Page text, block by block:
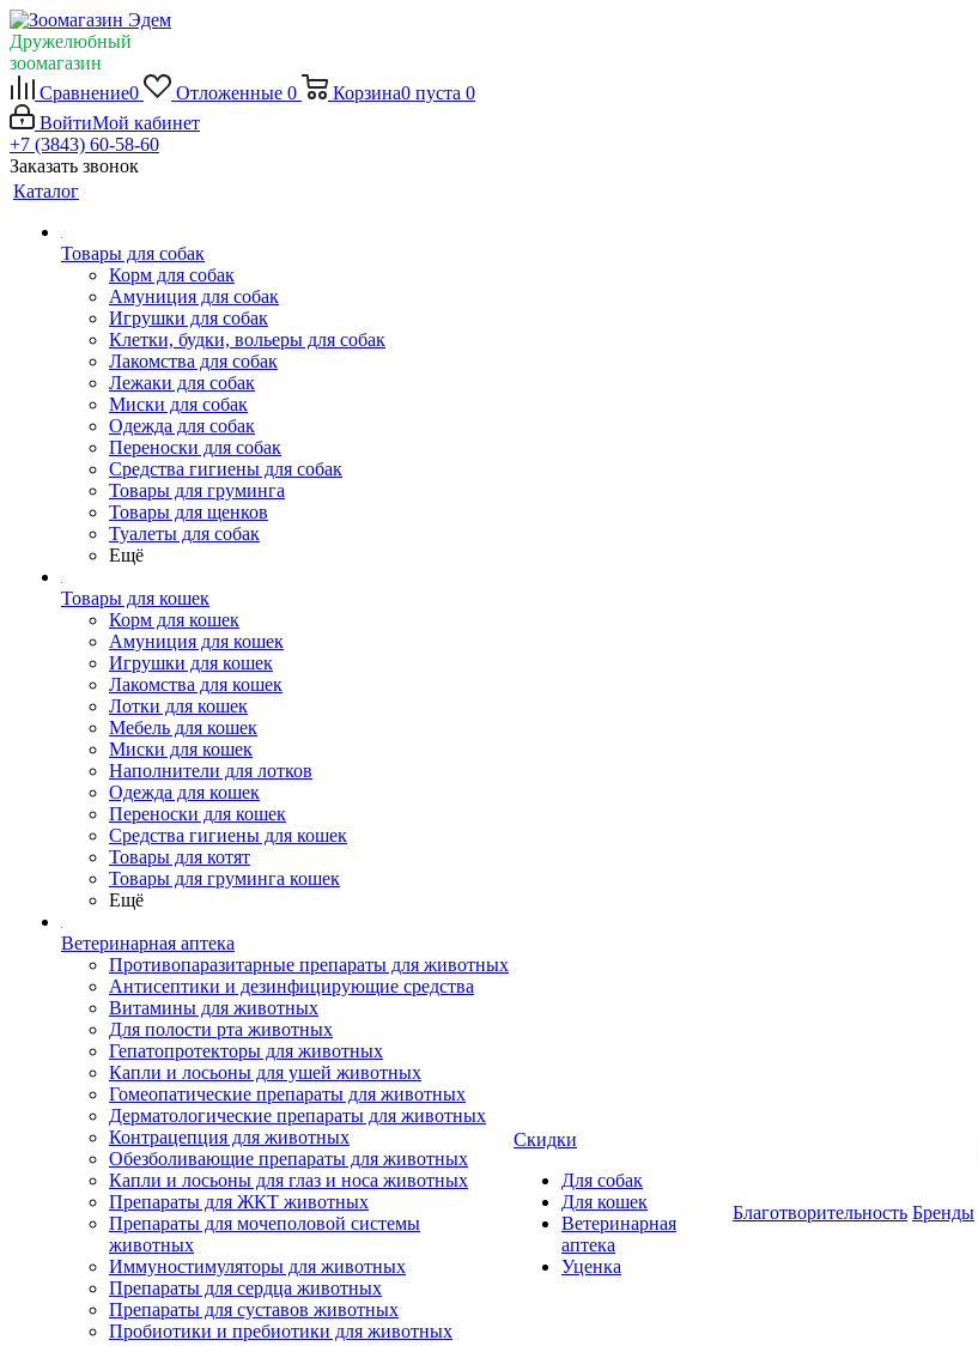
Дружелюбный
зоомагазин
Сравнение0 Отложенные 0 Корзина0 пуста 0
ВойтиМой кабинет
+7 (3843) 60-58-60
Заказать звонок
Каталог
Товары для собак
Корм для собак
Амуниция для собак
Игрушки для собак
Клетки, будки, вольеры для собак
Лакомства для собак
Лежаки для собак
Миски для собак
Одежда для собак
Переноски для собак
Средства гигиены для собак
Товары для груминга
Товары для щенков
Туалеты для собак
Ещё
Товары для кошек
Корм для кошек
Амуниция для кошек
Игрушки для кошек
Лакомства для кошек
Лотки для кошек
Мебель для кошек
Миски для кошек
Наполнители для лотков
Одежда для кошек
Переноски для кошек
Средства гигиены для кошек
Товары для котят
Товары для груминга кошек
Ещё
Ветеринарная аптека
Противопаразитарные препараты для животных
Антисептики и дезинфицирующие средства
Витамины для животных
Для полости рта животных
Гепатопротекторы для животных
Капли и лосьоны для ушей животных
Гомеопатические препараты для животных
Дерматологические препараты для животных
Контрацепция для животных
Обезболивающие препараты для животных
Капли и лосьоны для глаз и носа животных
Препараты для ЖКТ животных
Препараты для мочеполовой системы
животных
Иммуностимуляторы для животных
Препараты для сердца животных
Препараты для суставов животных
Пробиотики и пребиотики для животных
Скидки
Для собак
Для кошек
Ветеринарная
аптека
Уценка
Благотворительность Бренды